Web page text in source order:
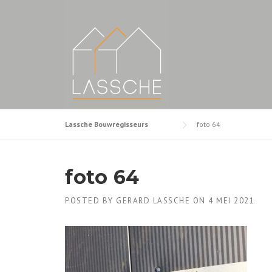
Lassche Bouwregisseurs foto 64
foto 64
POSTED BY GERARD LASSCHE ON 4 MEI 2021